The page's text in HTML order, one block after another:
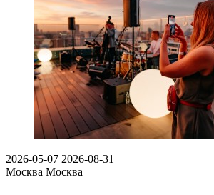
2026-05-07 2026-08-31
Москва Москва